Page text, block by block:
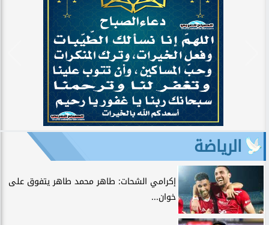
الرياضة
إكرامي الشحات: طاهر محمد طاهر يتفوق على
خوان...